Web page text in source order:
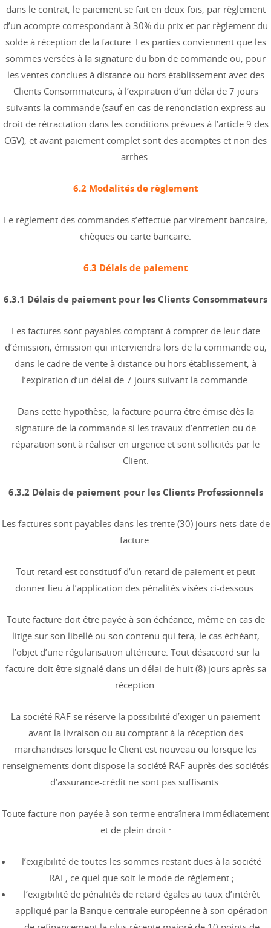
dans le contrat, le paiement se fait en deux fois, par règlement
d’un acompte correspondant à 30% du prix et par règlement du
solde à réception de la facture. Les parties conviennent que les
sommes versées à la signature du bon de commande ou, pour
les ventes conclues à distance ou hors établissement avec des
Clients Consommateurs, à l’expiration d’un délai de 7 jours
suivants la commande (sauf en cas de renonciation express au
droit de rétractation dans les conditions prévues à l’article 9 des
CGV), et avant paiement complet sont des acomptes et non des
arrhes.
6.2 Modalités de règlement
Le règlement des commandes s’effectue par virement bancaire,
chèques ou carte bancaire.
6.3 Délais de paiement
6.3.1 Délais de paiement pour les Clients Consommateurs
Les factures sont payables comptant à compter de leur date
d’émission, émission qui interviendra lors de la commande ou,
dans le cadre de vente à distance ou hors établissement, à
l’expiration d’un délai de 7 jours suivant la commande.
Dans cette hypothèse, la facture pourra être émise dès la
signature de la commande si les travaux d’entretien ou de
réparation sont à réaliser en urgence et sont sollicités par le
Client.
6.3.2 Délais de paiement pour les Clients Professionnels
Les factures sont payables dans les trente (30) jours nets date de
facture.
Tout retard est constitutif d’un retard de paiement et peut
donner lieu à l’application des pénalités visées ci-dessous.
Toute facture doit être payée à son échéance, même en cas de
litige sur son libellé ou son contenu qui fera, le cas échéant,
l’objet d’une régularisation ultérieure. Tout désaccord sur la
facture doit être signalé dans un délai de huit (8) jours après sa
réception.
La société RAF se réserve la possibilité d’exiger un paiement
avant la livraison ou au comptant à la réception des
marchandises lorsque le Client est nouveau ou lorsque les
renseignements dont dispose la société RAF auprès des sociétés
d’assurance-crédit ne sont pas suffisants.
Toute facture non payée à son terme entraînera immédiatement
et de plein droit :
l’exigibilité de toutes les sommes restant dues à la société
RAF, ce quel que soit le mode de règlement ;
l’exigibilité de pénalités de retard égales au taux d’intérêt
appliqué par la Banque centrale européenne à son opération